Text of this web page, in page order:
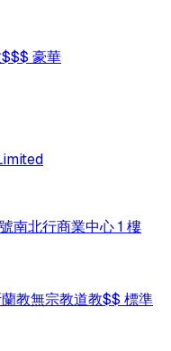
$$$ 豪華
南北行商業中心 1 樓
教無宗教道教$$ 標準